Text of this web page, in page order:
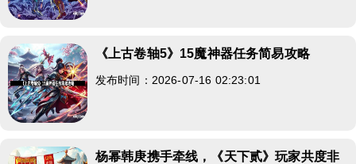
《上古卷轴5》15魔神器任务简易攻略
发布时间：2026-07-16 02:23:01
杨幂韩庚携手牵线，《天下贰》玩家共度非